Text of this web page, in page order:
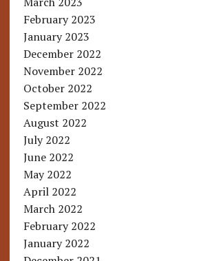
February 2023
January 2023
December 2022
November 2022
October 2022
September 2022
August 2022
July 2022
June 2022
May 2022
April 2022
March 2022
February 2022
January 2022